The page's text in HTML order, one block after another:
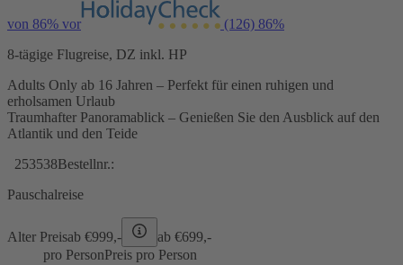
von 86% vor (126) 86%
8-tägige Flugreise, DZ inkl. HP
Adults Only ab 16 Jahren – Perfekt für einen ruhigen und
erholsamen Urlaub
Traumhafter Panoramablick – Genießen Sie den Ausblick auf den
Atlantik und den Teide
253538Bestellnr.:
Pauschalreise
Alter Preisab €999,- ab €699,-
pro PersonPreis pro Person